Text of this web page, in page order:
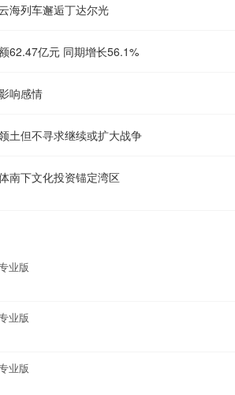
海列车邂逅丁达尔光
62.47亿元 同期增长56.1%
响感情
土但不寻求继续或扩大战争
南下文化投资锚定湾区
业版
业版
业版